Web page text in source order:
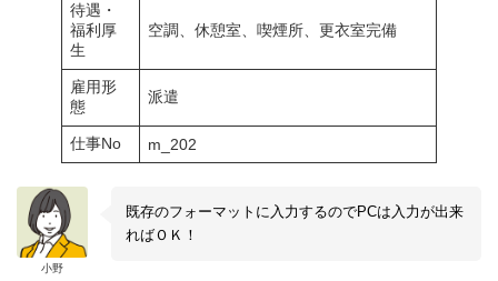
待遇・
福利厚
生
空調、休憩室、喫煙所、更衣室完備
雇用形
態
派遣
仕事No m_202
小野
既存のフォーマットに入力するのでPCは入力が出来
ればＯＫ！